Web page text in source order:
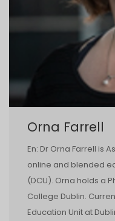
Orna Farrell
En: Dr Orna Farrell is
online and blended
(DCU). Orna holds a
College Dublin.
Education Unit at